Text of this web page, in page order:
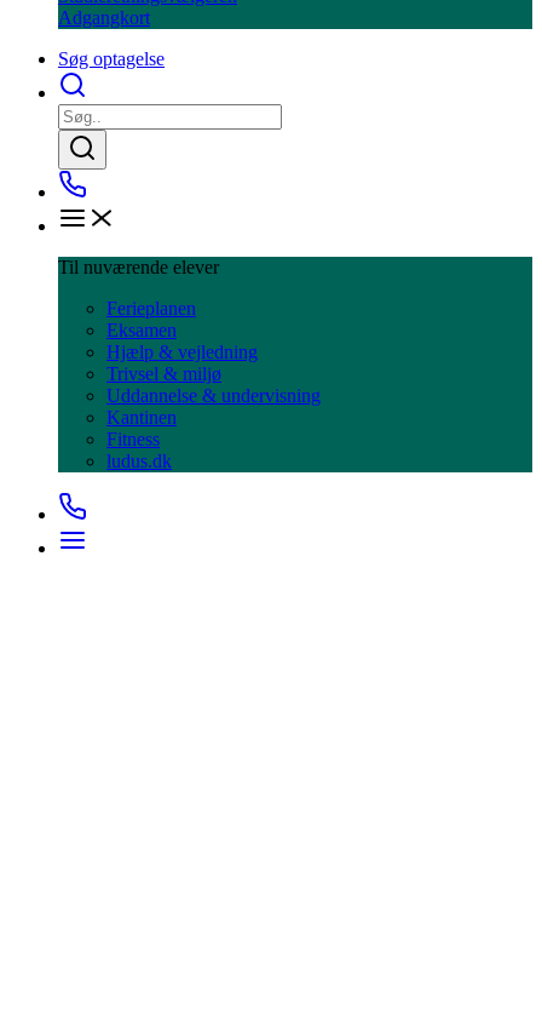
Adgangkort
Søg optagelse
Til nuværende elever
Ferieplanen
Eksamen
Hjælp & vejledning
Trivsel & miljø
Uddannelse & undervisning
Kantinen
Fitness
ludus.dk